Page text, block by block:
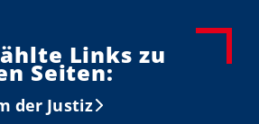
Links zu
Seiten:
der Justiz